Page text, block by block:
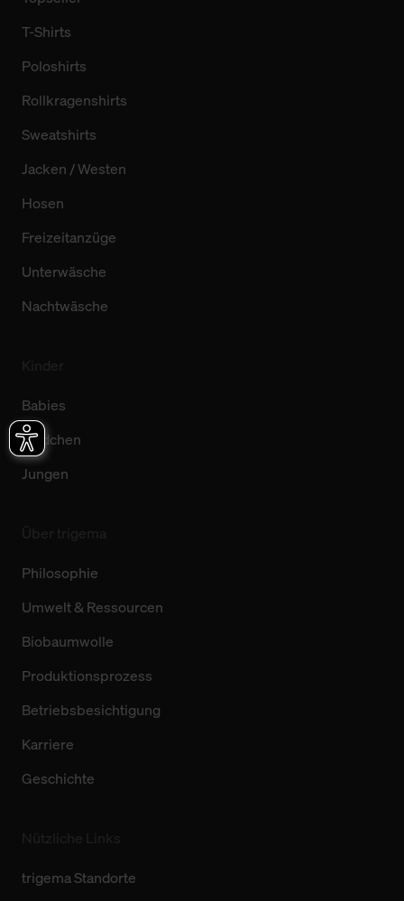
T-Shirts
Poloshirts
Rollkragenshirts
Sweatshirts
Jacken / Westen
Hosen
Freizeitanzüge
Unterwäsche
Nachtwäsche
Babies
Mädchen
Jungen
Philosophie
Umwelt & Ressourcen
Biobaumwolle
Produktionsprozess
Betriebsbesichtigung
Karriere
Geschichte
trigema Standorte